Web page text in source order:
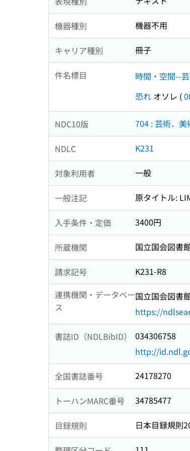
機器種別 機器不用
キャリア種別 冊子
件名標目 時間・空間--
恐れ オソレ (
NDC10版 704 : 芸術．
NDLC K231
対象利用者 一般
一般注記 原タイトル:
入手条件・定価 3400円
所蔵機関 国立国会図書
請求記号
K231-R8
連携機関・データベー
ス
国立国会図書
https://
書誌ID（NDLBibID）
034306758
http://
全国書誌番号 24178270
トーハンMARC番号 34785477
目録規則 日本目録規則